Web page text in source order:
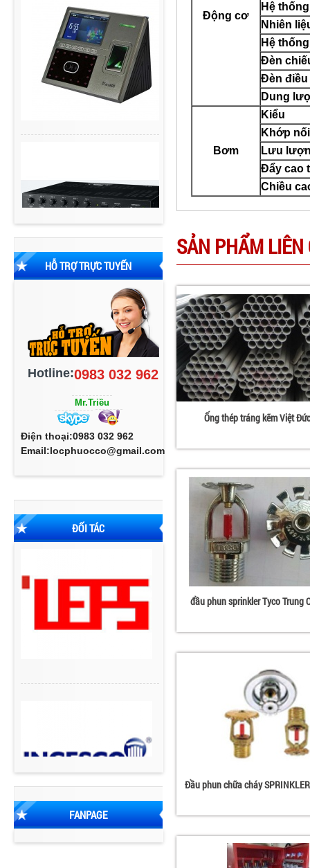
HỖ TRỢ TRỰC TUYẾN
Hotline:0983 032 962
Mr.Triều
Điện thoại:0983 032 962
Email:locphuocco@gmail.com
ĐỐI TÁC
FANPAGE
Động cơ
Hệ
Nhiên
Hệ
Đèn
Đèn điều
Dung
Bơm
Kiểu
Khớp
Lưu
Đẩy cao
Chiều
SẢN PHẨM LIÊN
Ống thép tráng kẽm Việt
đầu phun sprinkler Tyco Trung
Đầu phun chữa cháy